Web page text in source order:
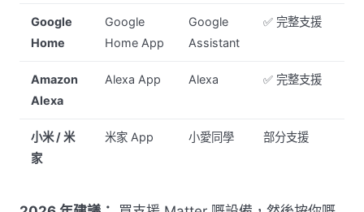
Google
Home
Google
Home App
Google
Assistant
✅ 完整支援
Amazon
Alexa
Alexa App Alexa ✅ 完整支援
小米 / 米
家
米家 App 小愛同學 部分支援